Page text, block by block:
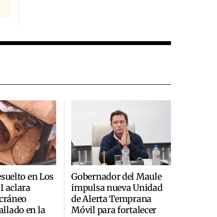
en Los
aclara
en la
Gobernador del Maule
impulsa nueva Unidad
de Alerta Temprana
Móvil para fortalecer